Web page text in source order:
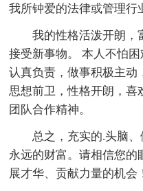
我所钟爱的法律或管理行
我的性格活泼开朗，
接受新事物。 本人不怕
认真负责，做事积极主动
思想前卫，性格开朗，喜
团队合作精神。
总之，充实的.头脑
永远的财富。请相信您
展才华、贡献力量的机会